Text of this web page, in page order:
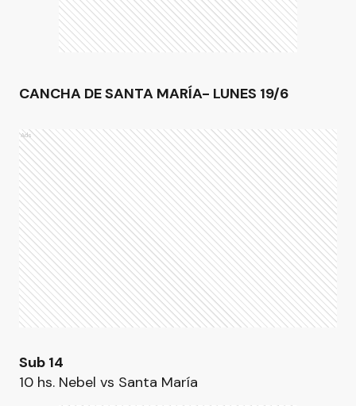
CANCHA DE SANTA MARÍA- LUNES 19/6
Ads
Sub 14
10 hs. Nebel vs Santa María